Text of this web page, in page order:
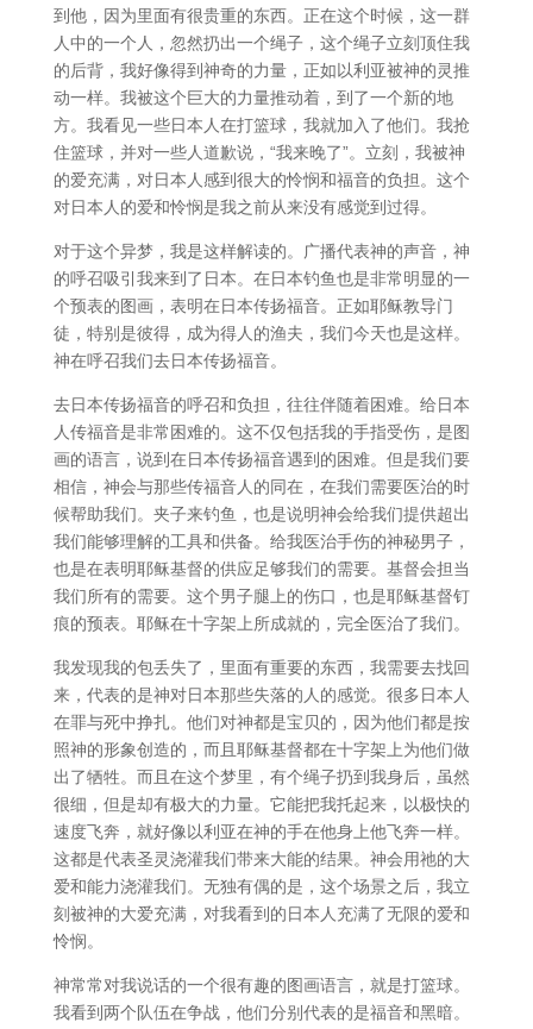
到他，因为里面有很贵重的东西。正在这个时候，这一群
人中的一个人，忽然扔出一个绳子，这个绳子立刻顶住我
的后背，我好像得到神奇的力量，正如以利亚被神的灵推
动一样。我被这个巨大的力量推动着，到了一个新的地
方。我看见一些日本人在打篮球，我就加入了他们。我抢
住篮球，并对一些人道歉说，“我来晚了”。立刻，我被神
的爱充满，对日本人感到很大的怜悯和福音的负担。这个
对日本人的爱和怜悯是我之前从来没有感觉到过得。
对于这个异梦，我是这样解读的。广播代表神的声音，神
的呼召吸引我来到了日本。在日本钓鱼也是非常明显的一
个预表的图画，表明在日本传扬福音。正如耶稣教导门
徒，特别是彼得，成为得人的渔夫，我们今天也是这样。
神在呼召我们去日本传扬福音。
去日本传扬福音的呼召和负担，往往伴随着困难。给日本
人传福音是非常困难的。这不仅包括我的手指受伤，是图
画的语言，说到在日本传扬福音遇到的困难。但是我们要
相信，神会与那些传福音人的同在，在我们需要医治的时
候帮助我们。夹子来钓鱼，也是说明神会给我们提供超出
我们能够理解的工具和供备。给我医治手伤的神秘男子，
也是在表明耶稣基督的供应足够我们的需要。基督会担当
我们所有的需要。这个男子腿上的伤口，也是耶稣基督钉
痕的预表。耶稣在十字架上所成就的，完全医治了我们。
我发现我的包丢失了，里面有重要的东西，我需要去找回
来，代表的是神对日本那些失落的人的感觉。很多日本人
在罪与死中挣扎。他们对神都是宝贝的，因为他们都是按
照神的形象创造的，而且耶稣基督都在十字架上为他们做
出了牺牲。而且在这个梦里，有个绳子扔到我身后，虽然
很细，但是却有极大的力量。它能把我托起来，以极快的
速度飞奔，就好像以利亚在神的手在他身上他飞奔一样。
这都是代表圣灵浇灌我们带来大能的结果。神会用祂的大
爱和能力浇灌我们。无独有偶的是，这个场景之后，我立
刻被神的大爱充满，对我看到的日本人充满了无限的爱和
怜悯。
神常常对我说话的一个很有趣的图画语言，就是打篮球。
我看到两个队伍在争战，他们分别代表的是福音和黑暗。